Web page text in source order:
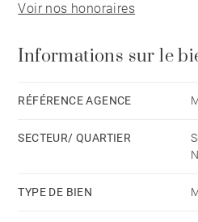
rez-de-chaussée, vous
pièces de réception en
ouverte, tournée vers un
chambres, dont deux
étage, un atelier, un bureau
Voir nos honoraires
Informations sur le
RÉFÉRENCE AGENCE
SECTEUR/ QUARTIER
TYPE DE BIEN